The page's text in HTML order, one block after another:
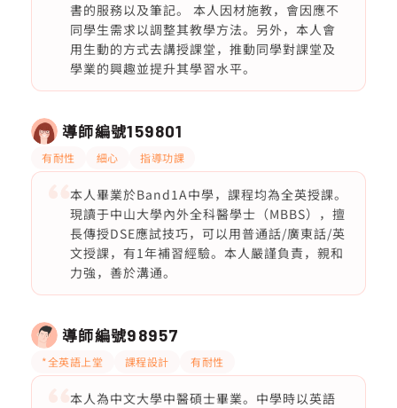
書的服務以及筆記。 本人因材施教，會因應不
同學生需求以調整其教學方法。另外，本人會
用生動的方式去講授課堂，推動同學對課堂及
學業的興趣並提升其學習水平。
導師編號159801
有耐性 細心 指導功課
本人畢業於Band1A中學，課程均為全英授課。
現讀于中山大學內外全科醫學士（MBBS），擅
長傳授DSE應試技巧，可以用普通話/廣東話/英
文授課，有1年補習經驗。本人嚴謹負責，親和
力強，善於溝通。
導師編號98957
*全英語上堂 課程設計 有耐性
本人為中文大學中醫碩士畢業。中學時以英語